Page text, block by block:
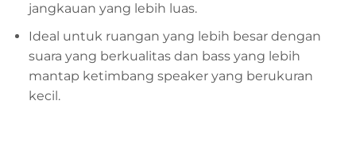
jangkauan yang lebih luas.
Ideal untuk ruangan yang lebih besar dengan
suara yang berkualitas dan bass yang lebih
mantap ketimbang speaker yang berukuran
kecil.